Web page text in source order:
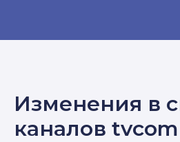
Изменения в
каналов tvcom